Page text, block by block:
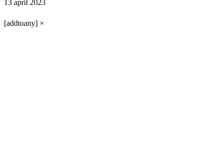
13 april 2023
[addtoany] ×